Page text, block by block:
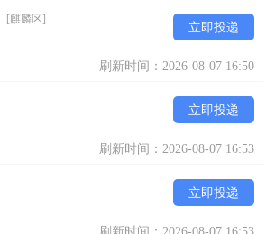
[麒麟区]
立即投递
刷新时间：2026-08-07 16:50
立即投递
刷新时间：2026-08-07 16:53
立即投递